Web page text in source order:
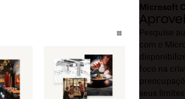
Microsoft
Pesquise
com o
foco na
seus